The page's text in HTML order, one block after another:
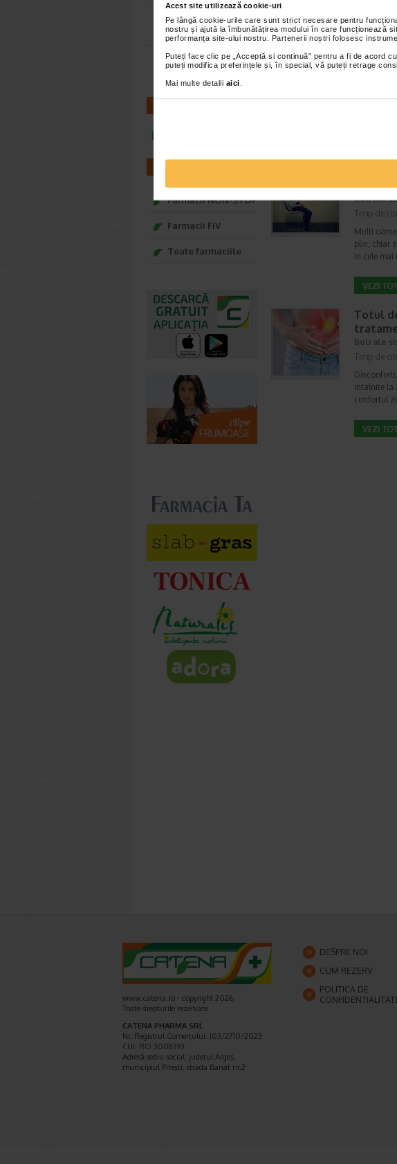
Acest site utilizează cookie-uri
Pe lângă cookie-urile care sunt strict necesare pentru
nostru și ajută la îmbunătățirea modului în care funcționează
performanța site-ului nostru. Partenerii noștri folosesc
Puteți face clic pe „Acceptă si continuă” pentru a fi de acord
puteți modifica preferințele și, în special, vă puteți retrage
Mai multe detalii aici
Sistem
Timp de
cat si al
tratati
Boli ale
Timp de
Multi
plin, chiar
In cele
Totul
Boli ale
Timp de
intalnite la
confortul
Adora – Adorabili
din prima clipa
Seturi cadou
Baylis&Harding
Farmacii NON-STOP
Farmacii FIV
Toate farmaciile
www.catena.ro - copyright 2026,
Toate drepturile rezervate
CATENA PHARMA SRL
Nr. Registrul Comerţului: J03/2710/2023
CUI: RO 3008793
Adresă sediu social: judetul Argeş,
municipiul Piteşti, strada Banat nr.2
DESPRE NOI
CUM REZERV
POLITICA DE